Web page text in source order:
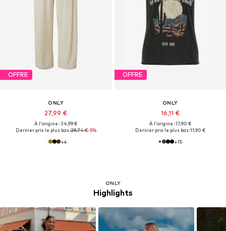
OFFRE
ONLY
27,99 €
À l'origine : 34,99 €
Dernier prix le plus bas :29,74 €-5%
+4
OFFRE
ONLY
16,11 €
À l'origine : 17,90 €
Dernier prix le plus bas :11,90 €
+15
ONLY
Highlights